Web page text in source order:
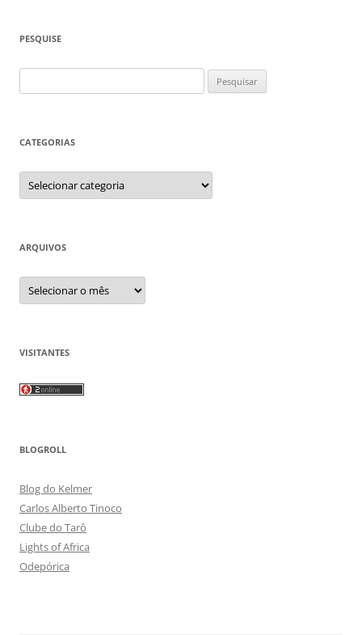
PESQUISE
por:
CATEGORIAS
Categorias
ARQUIVOS
Arquivos
VISITANTES
BLOGROLL
Blog do Kelmer
Carlos Alberto Tinoco
Clube do Tarô
Lights of Africa
Odepórica